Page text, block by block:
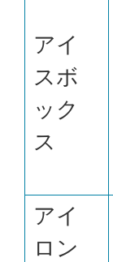
アイ
スボ
ック
ス
アイ
ロン